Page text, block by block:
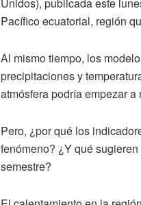
Pacífico ecuatorial, región
Al mismo tiempo, los
precipitaciones y
atmósfera podría empezar
Pero, ¿por qué los
fenómeno? ¿Y qué
semestre?